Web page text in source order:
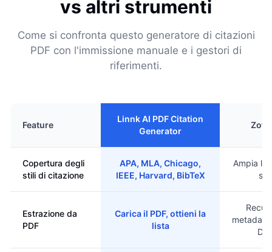
vs altri strumenti
Come si confronta questo generatore di citazioni
PDF con l'immissione manuale e i gestori di
riferimenti.
Feature
Linnk AI PDF Citation
Generator
Copertura degli
stili di citazione
APA, MLA, Chicago,
IEEE, Harvard, BibTeX
Ampia
stili
Estrazione da
PDF
Carica il PDF, ottieni la
lista
metadati
DOI